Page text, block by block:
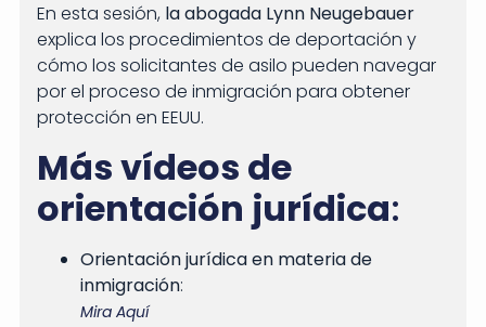
En esta sesión, la abogada Lynn Neugebauer
explica los procedimientos de deportación y
cómo los solicitantes de asilo pueden navegar
por el proceso de inmigración para obtener
protección en EEUU.
Más vídeos de
orientación jurídica:
Orientación jurídica en materia de
inmigración:
Mira Aquí